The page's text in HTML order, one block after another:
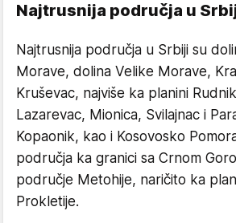
Najtrusnija područja u
Najtrusnija područja u Srbiji su
Morave, dolina Velike Morave,
Kruševac, najviše ka planini
Lazarevac, Mionica, Svilajnac i
Kopaonik, kao i Kosovosko
područja ka granici sa Crnom
područje Metohije, naričito ka
Prokletije.